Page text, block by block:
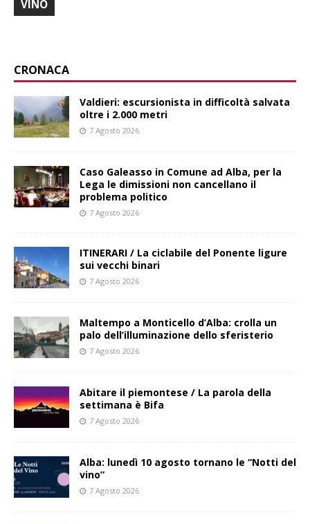
VINO
CRONACA
Valdieri: escursionista in difficoltà salvata
oltre i 2.000 metri
7 Agosto 2026
Caso Galeasso in Comune ad Alba, per la
Lega le dimissioni non cancellano il
problema politico
7 Agosto 2026
ITINERARI / La ciclabile del Ponente ligure
sui vecchi binari
7 Agosto 2026
Maltempo a Monticello d’Alba: crolla un
palo dell’illuminazione dello sferisterio
7 Agosto 2026
Abitare il piemontese / La parola della
settimana è Bifa
7 Agosto 2026
Alba: lunedì 10 agosto tornano le “Notti del
vino”
7 Agosto 2026